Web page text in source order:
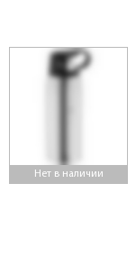
Нет в наличии